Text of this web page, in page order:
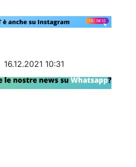
16.12.2021 10:31